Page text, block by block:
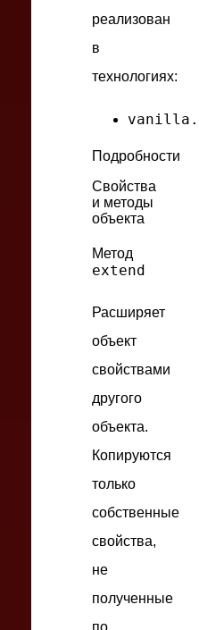
реализован
в
технологиях:
Подробности
Свойства
и методы
объекта
Метод
extend
Расширяет
объект
свойствами
другого
объекта.
Копируются
только
собственные
свойства,
не
полученные
по